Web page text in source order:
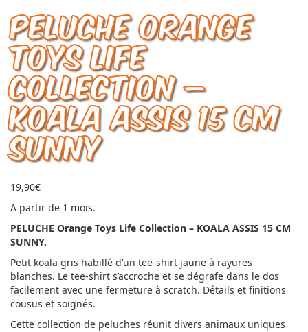
PELUCHE Orange
Toys Life
Collection –
KOALA ASSIS 15 CM
SUNNY
19,90€
A partir de 1 mois.
PELUCHE Orange Toys Life Collection – KOALA ASSIS 15 CM
SUNNY.
Petit koala gris habillé d’un tee-shirt jaune à rayures
blanches. Le tee-shirt s’accroche et se dégrafe dans le dos
facilement avec une fermeture à scratch. Détails et finitions
cousus et soignés.
Cette collection de peluches réunit divers animaux uniques